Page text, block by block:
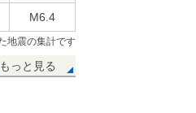
M6.4
地震の集計です
もっと見る